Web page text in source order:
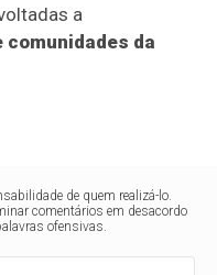
a
da
de quem realizá-lo.
comentários em desacordo
ofensivas.